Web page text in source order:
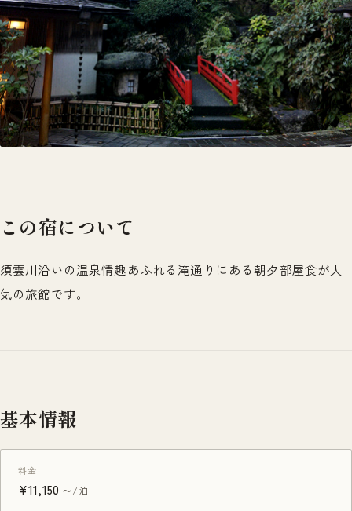
この宿について
須雲川沿いの温泉情趣あふれる滝通りにある朝夕部屋食が人
気の旅館です。
基本情報
料金
¥11,150 〜/泊